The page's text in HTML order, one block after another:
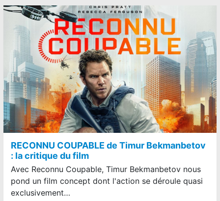
RECONNU COUPABLE de Timur Bekmanbetov
: la critique du film
Avec Reconnu Coupable, Timur Bekmanbetov nous
pond un film concept dont l'action se déroule quasi
exclusivement…